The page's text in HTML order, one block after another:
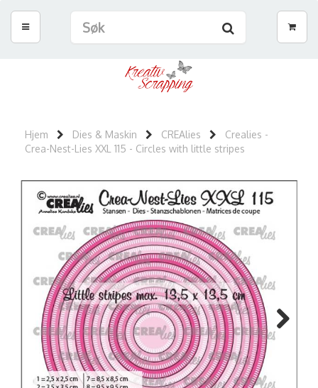
Hjem Dies & Maskin CREAlies
Crealies -
Crea-Nest-Lies XXL 115 - Circles with little stripes
Next